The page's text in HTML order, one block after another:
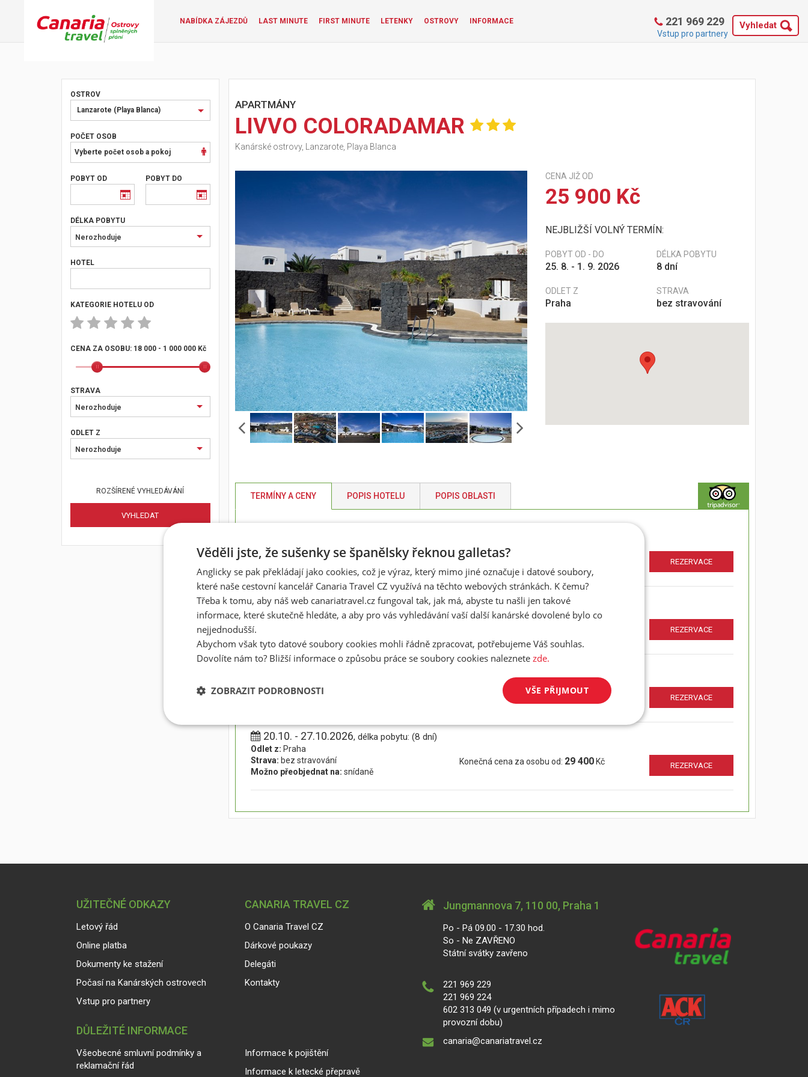
NABÍDKA ZÁJEZDŮ LAST MINUTE FIRST MINUTE LETENKY OSTROVY INFORMACE 221 969 229 Vyhledat
Vstup pro partnery
OSTROV
Vyberte
ostrov
nebo
oblast
Lanzarote (Playa Blanca)
POČET OSOB
Vyberte počet osob a pokoj
POBYT OD POBYT DO
DÉLKA POBYTU
Nerozhoduje
HOTEL
KATEGORIE HOTELU OD
CENA ZA OSOBU: 18 000 - 1 000 000 Kč
STRAVA
Nerozhoduje
ODLET Z
Nerozhoduje
ROZŠÍRENÉ VYHLEDÁVÁNÍ
APARTMÁNY
LIVVO COLORADAMAR
Kanárské ostrovy, Lanzarote, Playa Blanca
CENA JIŽ OD
25 900 Kč
NEJBLIŽŠÍ VOLNÝ TERMÍN:
POBYT OD - DO
25. 8. - 1. 9. 2026
DÉLKA POBYTU
8 dní
ODLET Z
Praha
STRAVA
bez stravování
TERMÍNY A CENY POPIS HOTELU POPIS OBLASTI
Strava: bez stravování
Možno přeobjednat na:snídaně
Konečná cena za osobu od: REZERVACE
13.10. - 20.10.2026, délka pobytu: (8 dní)
Odlet z:Praha
Strava:
Možno přeobjednat na:
REZERVACE
13.10. - 27.10.2026
Strava:bez stravování
Konečná cena za osobu od:44 700 REZERVACE
20.10. - 27.10.2026, délka pobytu: (8 dní)
Odlet z: Praha
Strava: bez stravování
Možno přeobjednat na: snídaně
Konečná cena za osobu od: 29 400Kč REZERVACE
UŽITEČNÉ ODKAZY
Letový řád
Online platba
Dokumenty ke stažení
Počasí na Kanárských ostrovech
Vstup pro partnery
CANARIA TRAVEL CZ
O Canaria Travel CZ
Dárkové poukazy
Delegáti
Kontakty
DŮLEŽITÉ INFORMACE
Všeobecné smluvní podmínky a
reklamační řád
Informace k pojištění
Informace k letecké přepravě
Jungmannova 7, 110 00, Praha 1
Po - Pá 09.00 - 17.30 hod.
So - Ne ZAVŘENO
Státní svátky zavřeno
221 969 229
221 969 224
602 313 049 (v urgentních případech i mimo
provozní dobu)
canaria@canariatravel.cz
Věděli jste, že sušenky se španělsky řeknou galletas?
Anglicky se pak překládají jako cookies, což je výraz, který mimo jiné označuje i datové soubory,
které naše cestovní kancelář Canaria Travel CZ využívá na těchto webových stránkách. K čemu?
Třeba k tomu, aby náš web canariatravel.cz fungoval tak, jak má, abyste tu našli jen takové
informace, které skutečně hledáte, a aby pro vás vyhledávání vaší další kanárské dovolené bylo co
nejjednodušší.
Abychom však tyto datové soubory cookies mohli řádně zpracovat, potřebujeme Váš souhlas.
Dovolíte nám to? Bližší informace o způsobu práce se soubory cookies naleznete zde.
VŠE PŘIJMOUT
ZOBRAZIT PODROBNOSTI